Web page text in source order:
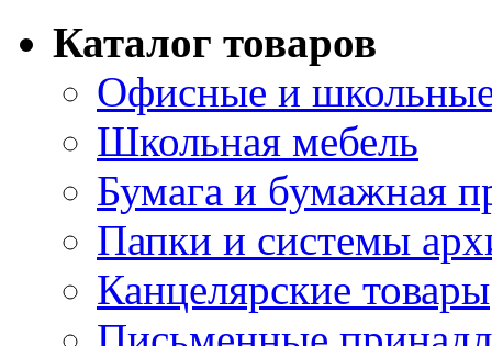
Каталог товаров
Офисные и
Школьная мебель
Бумага и бумажная
Папки и системы
Канцелярские товары